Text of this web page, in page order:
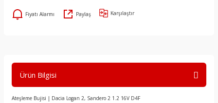
Fiyatı Alarmı Paylaş Karşılaştır
Ürün Bilgisi
Ateşleme Bujisi | Dacia Logan 2, Sandero 2 1.2 16V D4F